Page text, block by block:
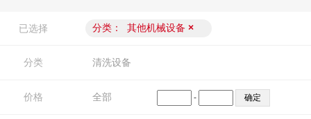
已选择 分类： 其他机械设备 ×
分类 清洗设备
价格 全部 -